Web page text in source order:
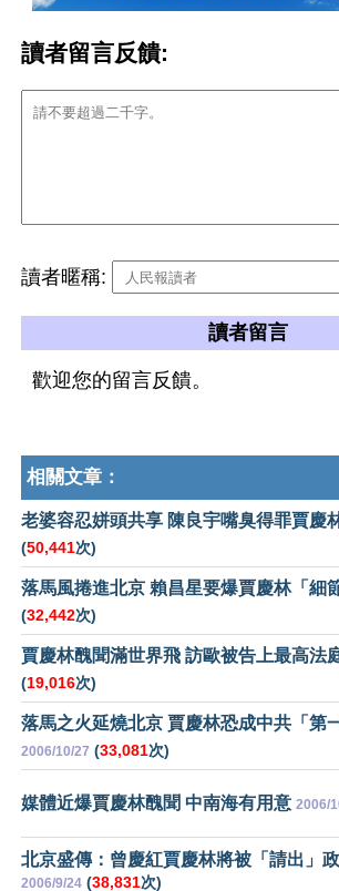
讀者留言反饋:
讀者暱稱:
讀者留言
歡迎您的留言反饋。
相關文章：
老婆容忍姘頭共享 陳良宇嘴臭得罪賈慶
(50,441次)
落馬風捲進北京 賴昌星要爆賈慶林「細
(32,442次)
賈慶林醜聞滿世界飛 訪歐被告上最高法
(19,016次)
落馬之火延燒北京 賈慶林恐成中共「第
2006/10/27 (33,081次)
媒體近爆賈慶林醜聞 中南海有用意 2006/
北京盛傳：曾慶紅賈慶林將被「請出」
2006/9/24 (38,831次)